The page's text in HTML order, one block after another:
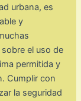
urbana, es
y
el uso de
permitida y
Cumplir con
la seguridad